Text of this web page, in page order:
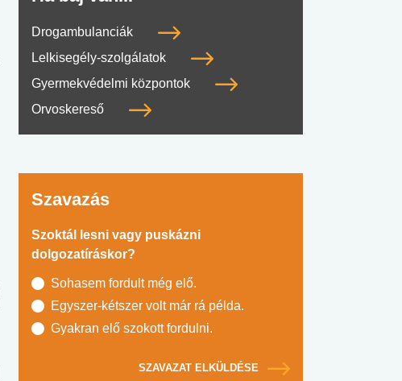
Drogambulanciák
Lelkisegély-szolgálatok
Gyermekvédelmi központok
Orvoskereső
Szavazás
Szoktál lesni vagy puskázni
dolgozatíráskor?
Sohasem fordult még elő.
Egyszer-kétszer volt már rá példa.
Gyakran elő szokott fordulni.
SZAVAZAT ELKÜLDÉSE